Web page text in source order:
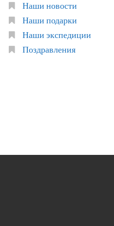
Наши новости
Наши подарки
Наши экспедиции
Поздравления